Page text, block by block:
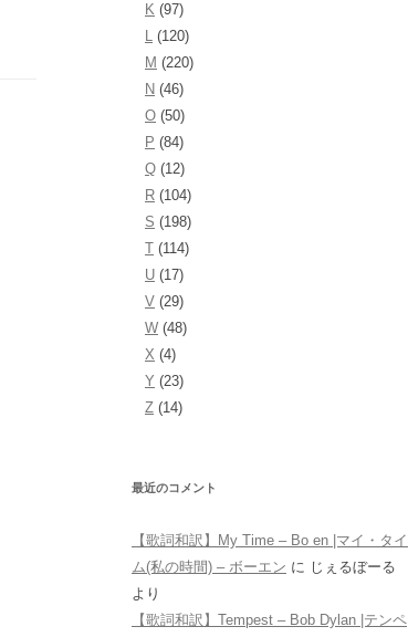
K (97)
L (120)
M (220)
N (46)
O (50)
P (84)
Q (12)
R (104)
S (198)
T (114)
U (17)
V (29)
W (48)
X (4)
Y (23)
Z (14)
最近のコメント
【歌詞和訳】My Time – Bo en |マイ・タイ
ム(私の時間) – ボーエン に じぇるぼーる
より
【歌詞和訳】Tempest – Bob Dylan |テンペ